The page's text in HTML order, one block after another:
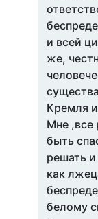
и всей
же,
Кремля
Мне ,все
быть
решать
как
белому